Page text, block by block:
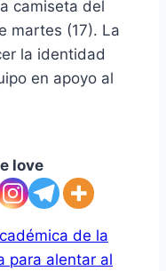
camiseta del
martes (17). La
la identidad
en apoyo al
love
de la
para alentar al